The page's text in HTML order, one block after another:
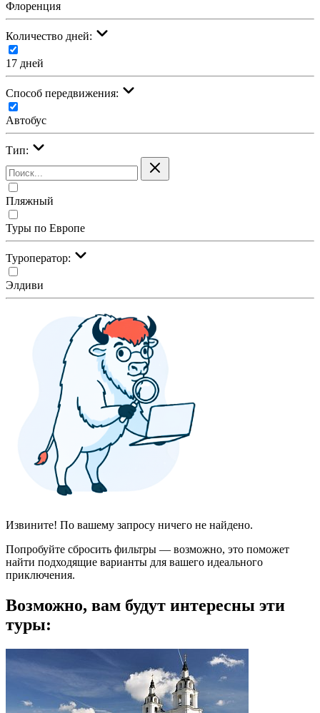
Флоренция
Количество дней:
17 дней
Cпособ передвижения:
Автобус
Тип:
Пляжный
Туры по Европе
Туроператор:
Элдиви
Извините! По вашему запросу ничего не найдено.
Попробуйте сбросить фильтры — возможно, это поможет
найти подходящие варианты для вашего идеального
приключения.
Возможно, вам будут интересны эти
туры: